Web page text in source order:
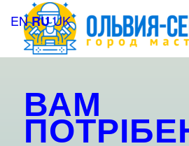
ВАМ
ENRUUK